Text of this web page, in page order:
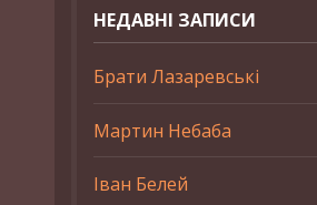
НЕДАВНІ ЗАПИСИ
Брати Лазаревські
Мартин Небаба
Іван Белей